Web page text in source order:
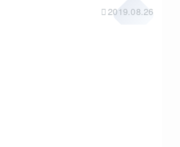
2019.08.26